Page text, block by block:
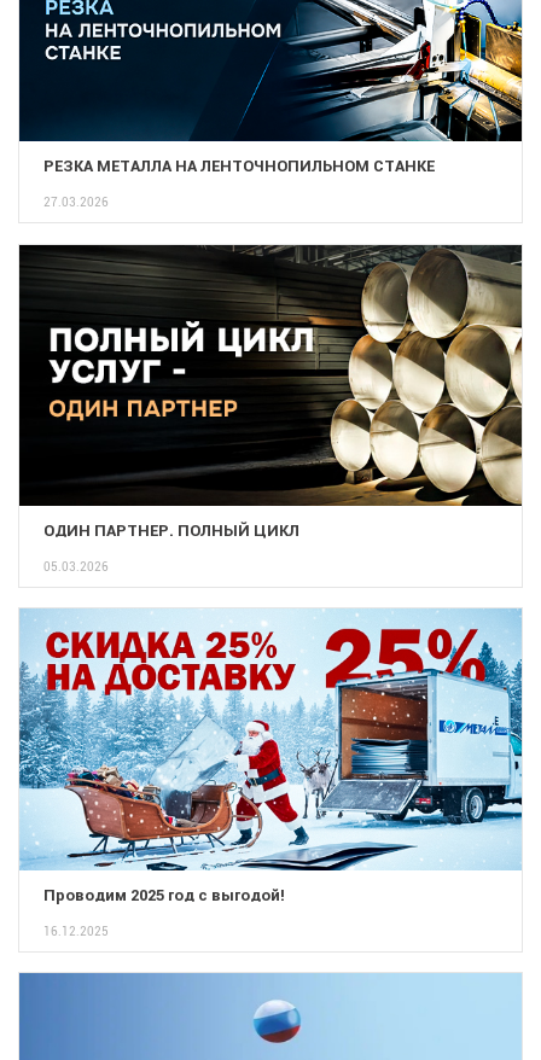
РЕЗКА МЕТАЛЛА НА ЛЕНТОЧНОПИЛЬНОМ СТАНКЕ
27.03.2026
ОДИН ПАРТНЕР. ПОЛНЫЙ ЦИКЛ
05.03.2026
Проводим 2025 год с выгодой!
16.12.2025